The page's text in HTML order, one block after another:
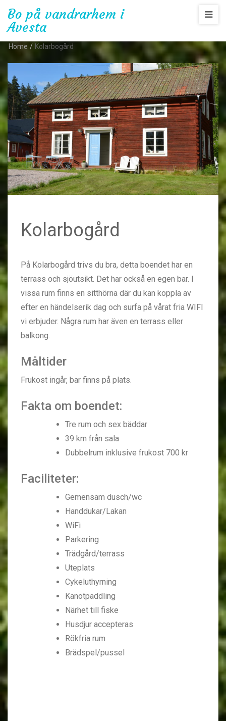
Bo på vandrarhem i
Avesta
Home / Kolarbogård
Kolarbogård
På Kolarbogård trivs du bra, detta boendet har en
terrass och sjöutsikt. Det har också en egen bar. I
vissa rum finns en sitthörna där du kan koppla av
efter en händelserik dag och surfa på vårat fria WIFI
vi erbjuder. Några rum har även en terrass eller
balkong.
Måltider
Frukost ingår, bar finns på plats.
Fakta om boendet:
Tre rum och sex bäddar
39 km från sala
Dubbelrum inklusive frukost 700 kr
Faciliteter:
Gemensam dusch/wc
Handdukar/Lakan
WiFi
Parkering
Trädgård/terrass
Uteplats
Cykeluthyrning
Kanotpaddling
Närhet till fiske
Husdjur accepteras
Rökfria rum
Brädspel/pussel